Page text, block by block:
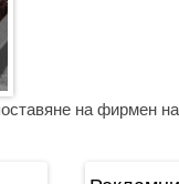
на фирмен